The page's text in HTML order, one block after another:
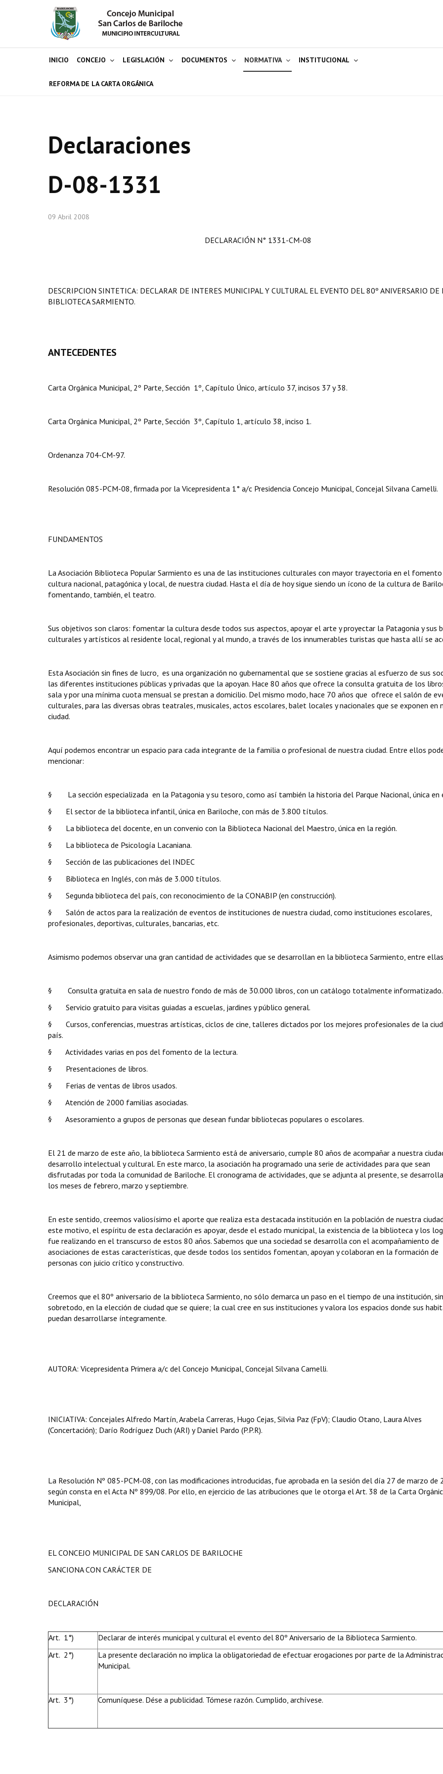
INICIO CONCEJO LEGISLACIÓN DOCUMENTOS NORMATIVA INSTITUCIONAL
REFORMA DE LA CARTA ORGÁNICA
Declaraciones
D-08-1331
09 Abril 2008
DECLARACIÓN N° 1331-CM-08
DESCRIPCION SINTETICA: DECLARAR DE INTERES MUNICIPAL Y CULTURAL EL EVENTO DEL 80º ANIVERSARIO DE
BIBLIOTECA SARMIENTO.
ANTECEDENTES
Carta Orgánica Municipal, 2º Parte, Sección 1º, Capítulo Único, artículo 37, incisos 37 y 38.
Carta Orgánica Municipal, 2º Parte, Sección 3º, Capítulo 1, artículo 38, inciso 1.
Ordenanza 704-CM-97.
Resolución 085-PCM-08, firmada por la Vicepresidenta 1° a/c Presidencia Concejo Municipal, Concejal Silvana Camelli.
FUNDAMENTOS
La Asociación Biblioteca Popular Sarmiento es una de las instituciones culturales con mayor trayectoria en el
cultura nacional, patagónica y local, de nuestra ciudad. Hasta el día de hoy sigue siendo un ícono de la cultura de
fomentando, también, el teatro.
Sus objetivos son claros: fomentar la cultura desde todos sus aspectos, apoyar el arte y proyectar la Patagonia y sus
culturales y artísticos al residente local, regional y al mundo, a través de los innumerables turistas que hasta allí se
Esta Asociación sin fines de lucro, es una organización no gubernamental que se sostiene gracias al esfuerzo de sus
las diferentes instituciones públicas y privadas que la apoyan. Hace 80 años que ofrece la consulta gratuita de los
sala y por una mínima cuota mensual se prestan a domicilio. Del mismo modo, hace 70 años que ofrece el salón de
culturales, para las diversas obras teatrales, musicales, actos escolares, balet locales y nacionales que se exponen en
ciudad.
Aquí podemos encontrar un espacio para cada integrante de la familia o profesional de nuestra ciudad. Entre ellos
mencionar:
§ La sección especializada en la Patagonia y su tesoro, como así también la historia del Parque Nacional, única en
§ El sector de la biblioteca infantil, única en Bariloche, con más de 3.800 títulos.
§ La biblioteca del docente, en un convenio con la Biblioteca Nacional del Maestro, única en la región.
§ La biblioteca de Psicología Lacaniana.
§ Sección de las publicaciones del INDEC
§ Biblioteca en Inglés, con más de 3.000 títulos.
§ Segunda biblioteca del país, con reconocimiento de la CONABIP (en construcción).
§ Salón de actos para la realización de eventos de instituciones de nuestra ciudad, como instituciones escolares,
profesionales, deportivas, culturales, bancarias, etc.
Asimismo podemos observar una gran cantidad de actividades que se desarrollan en la biblioteca Sarmiento, entre
§ Consulta gratuita en sala de nuestro fondo de más de 30.000 libros, con un catálogo totalmente informatizado.
§ Servicio gratuito para visitas guiadas a escuelas, jardines y público general.
§ Cursos, conferencias, muestras artísticas, ciclos de cine, talleres dictados por los mejores profesionales de la
país.
§ Actividades varias en pos del fomento de la lectura.
§ Presentaciones de libros.
§ Ferias de ventas de libros usados.
§ Atención de 2000 familias asociadas.
§ Asesoramiento a grupos de personas que desean fundar bibliotecas populares o escolares.
El 21 de marzo de este año, la biblioteca Sarmiento está de aniversario, cumple 80 años de acompañar a nuestra
desarrollo intelectual y cultural. En este marco, la asociación ha programado una serie de actividades para que sean
disfrutadas por toda la comunidad de Bariloche. El cronograma de actividades, que se adjunta al presente, se
los meses de febrero, marzo y septiembre.
En este sentido, creemos valiosísimo el aporte que realiza esta destacada institución en la población de nuestra
este motivo, el espíritu de esta declaración es apoyar, desde el estado municipal, la existencia de la biblioteca y los
fue realizando en el transcurso de estos 80 años. Sabemos que una sociedad se desarrolla con el acompañamiento de
asociaciones de estas características, que desde todos los sentidos fomentan, apoyan y colaboran en la formación de
personas con juicio crítico y constructivo.
Creemos que el 80º aniversario de la biblioteca Sarmiento, no sólo demarca un paso en el tiempo de una institución,
sobretodo, en la elección de ciudad que se quiere; la cual cree en sus instituciones y valora los espacios donde sus
puedan desarrollarse íntegramente.
AUTORA: Vicepresidenta Primera a/c del Concejo Municipal, Concejal Silvana Camelli.
INICIATIVA: Concejales Alfredo Martín, Arabela Carreras, Hugo Cejas, Silvia Paz (FpV); Claudio Otano, Laura Alves
(Concertación); Darío Rodríguez Duch (ARI) y Daniel Pardo (P.P.R).
La Resolución Nº 085-PCM-08, con las modificaciones introducidas, fue aprobada en la sesión del día 27 de marzo de
según consta en el Acta Nº 899/08. Por ello, en ejercicio de las atribuciones que le otorga el Art. 38 de la Carta
Municipal,
EL CONCEJO MUNICIPAL DE SAN CARLOS DE BARILOCHE
SANCIONA CON CARÁCTER DE
DECLARACIÓN
Art. 1°)
Declarar de interés municipal y cultural el evento del 80º Aniversario de la Biblioteca Sarmiento.
Art. 2°)
La presente declaración no implica la obligatoriedad de efectuar erogaciones por parte de la
Municipal.
Art. 3°) Comuníquese. Dése a publicidad. Tómese razón. Cumplido, archívese.